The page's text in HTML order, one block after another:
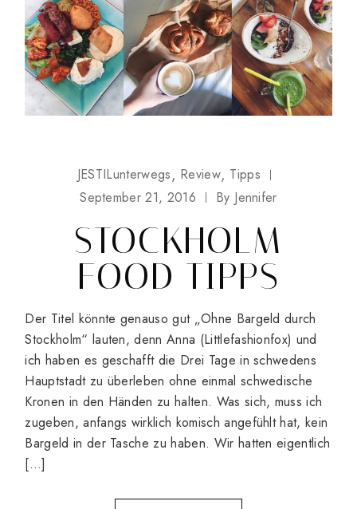
JESTILunterwegs Review Tipps
September 21, 2016
By Jennifer
STOCKHOLM
FOOD TIPPS
Der Titel könnte genauso gut „Ohne Bargeld durch
Stockholm“ lauten, denn Anna (Littlefashionfox) und
ich haben es geschafft die Drei Tage in schwedens
Hauptstadt zu überleben ohne einmal schwedische
Kronen in den Händen zu halten. Was sich, muss ich
zugeben, anfangs wirklich komisch angefühlt hat, kein
Bargeld in der Tasche zu haben. Wir hatten eigentlich
[…]